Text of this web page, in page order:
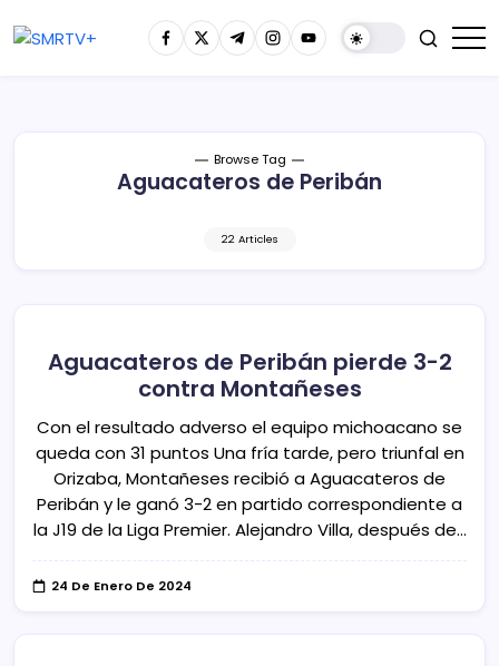
Browse Tag
Aguacateros de Peribán
22 Articles
Aguacateros de Peribán pierde 3-2
contra Montañeses
Con el resultado adverso el equipo michoacano se
queda con 31 puntos Una fría tarde, pero triunfal en
Orizaba, Montañeses recibió a Aguacateros de
Peribán y le ganó 3-2 en partido correspondiente a
la J19 de la Liga Premier. Alejandro Villa, después de…
24 De Enero De 2024